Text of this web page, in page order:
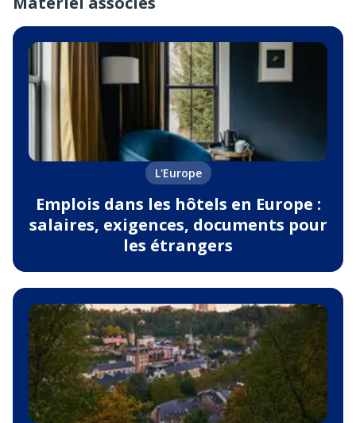
L'Europe
Emplois dans les hôtels en Europe :
salaires, exigences, documents pour
les étrangers